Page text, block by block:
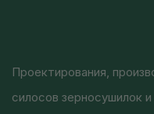
Проектирования,
силосов зерносушилок